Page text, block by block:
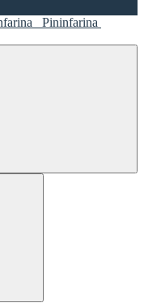
Pininfarina